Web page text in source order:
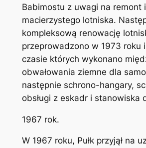
Babimostu z uwagi na remont
macierzystego lotniska.
kompleksową renowację
przeprowadzono w 1973 roku
czasie których wykonano
obwałowania ziemne dla
następnie schrono-hangary,
obsługi z eskadr i stanowiska
1967 rok.
W 1967 roku, Pułk przyjął na